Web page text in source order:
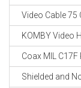
Video Cable 75
KOMBY Video
Coax MIL
Shielded and